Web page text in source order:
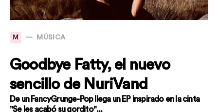
M MÚSICA
Goodbye Fatty, el nuevo
sencillo de NuriVand
De un FancyGrunge-Pop llega un EP inspirado en la cinta
"Se les acabó su gordito"...